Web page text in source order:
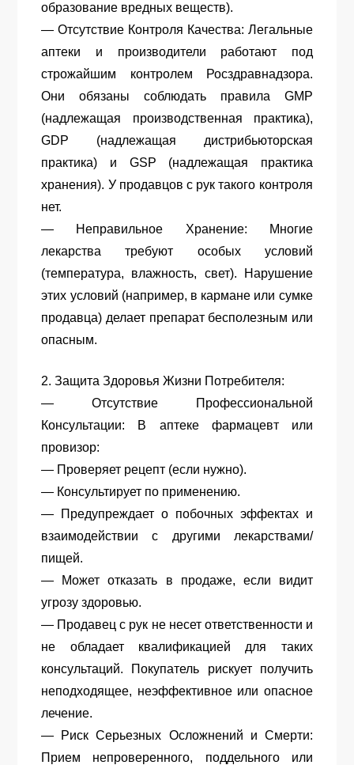
образование вредных веществ).
— Отсутствие Контроля Качества: Легальные
аптеки и производители работают под
строжайшим контролем Росздравнадзора.
Они обязаны соблюдать правила GMP
(надлежащая производственная практика),
GDP (надлежащая дистрибьюторская
практика) и GSP (надлежащая практика
хранения). У продавцов с рук такого контроля
нет.
— Неправильное Хранение: Многие
лекарства требуют особых условий
(температура, влажность, свет). Нарушение
этих условий (например, в кармане или сумке
продавца) делает препарат бесполезным или
опасным.
2. Защита Здоровья Жизни Потребителя:
— Отсутствие Профессиональной
Консультации: В аптеке фармацевт или
провизор:
— Проверяет рецепт (если нужно).
— Консультирует по применению.
— Предупреждает о побочных эффектах и
взаимодействии с другими лекарствами/
пищей.
— Может отказать в продаже, если видит
угрозу здоровью.
— Продавец с рук не несет ответственности и
не обладает квалификацией для таких
консультаций. Покупатель рискует получить
неподходящее, неэффективное или опасное
лечение.
— Риск Серьезных Осложнений и Смерти:
Прием непроверенного, поддельного или